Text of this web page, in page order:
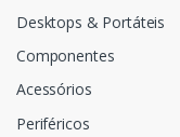
Desktops & Portáteis
Componentes
Acessórios
Periféricos